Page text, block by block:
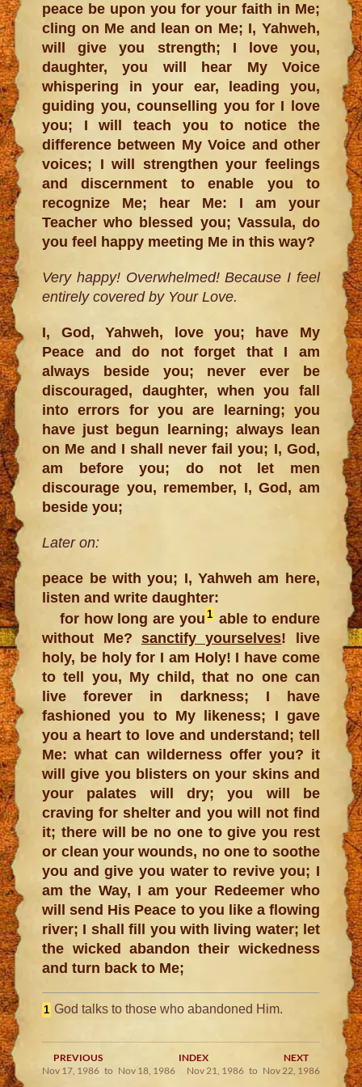
peace be upon you for your faith in Me;
cling on Me and lean on Me; I, Yahweh,
will give you strength; I love you,
daughter, you will hear My Voice
whispering in your ear, leading you,
guiding you, counselling you for I love
you; I will teach you to notice the
difference between My Voice and other
voices; I will strengthen your feelings
and discernment to enable you to
recognize Me; hear Me: I am your
Teacher who blessed you; Vassula, do
you feel happy meeting Me in this way?
Very happy! Overwhelmed! Because I feel
entirely covered by Your Love.
I, God, Yahweh, love you; have My
Peace and do not forget that I am
always beside you; never ever be
discouraged, daughter, when you fall
into errors for you are learning; you
have just begun learning; always lean
on Me and I shall never fail you; I, God,
am before you; do not let men
discourage you, remember, I, God, am
beside you;
Later on:
peace be with you; I, Yahweh am here,
listen and write daughter:
for how long are you1 able to endure
without Me? sanctify yourselves! live
holy, be holy for I am Holy! I have come
to tell you, My child, that no one can
live forever in darkness; I have
fashioned you to My likeness; I gave
you a heart to love and understand; tell
Me: what can wilderness offer you? it
will give you blisters on your skins and
your palates will dry; you will be
craving for shelter and you will not find
it; there will be no one to give you rest
or clean your wounds, no one to soothe
you and give you water to revive you; I
am the Way, I am your Redeemer who
will send His Peace to you like a flowing
river; I shall fill you with living water; let
the wicked abandon their wickedness
and turn back to Me;
1 God talks to those who abandoned Him.
PREVIOUS INDEX
NEXT
Nov 17, 1986 to Nov 18, 1986
Nov 21, 1986 to Nov 22, 1986